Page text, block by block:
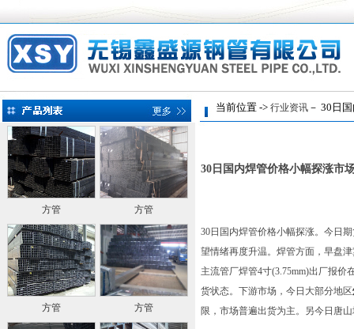
方管 方管
方管 方管
当前位置 -> 行业资讯 － 30日
30日国内焊管价格小幅探涨市
30日国内焊管价格小幅探涨。今日
望情绪再度升温。焊管方面，早盘
主流管厂焊管4寸(3.75mm)出厂报
货状态。下游市场，今日大部分地区
限，市场普遍出货为主。另今日唐